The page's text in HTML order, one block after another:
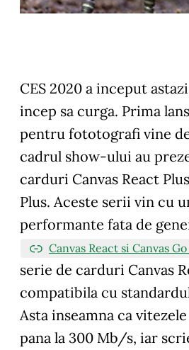
CES 2020 a inceput
incep sa curga. Prima
pentru fototografi vine
cadrul show-ului au
carduri Canvas React
Plus. Aceste serii vin cu
performante fata de
Canvas React si Canvas
serie de carduri Canvas
compatibila cu
Asta inseamna ca
pana la 300 Mb/s, iar